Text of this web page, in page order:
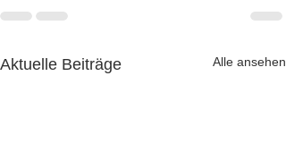
Aktuelle Beiträge Alle ansehen